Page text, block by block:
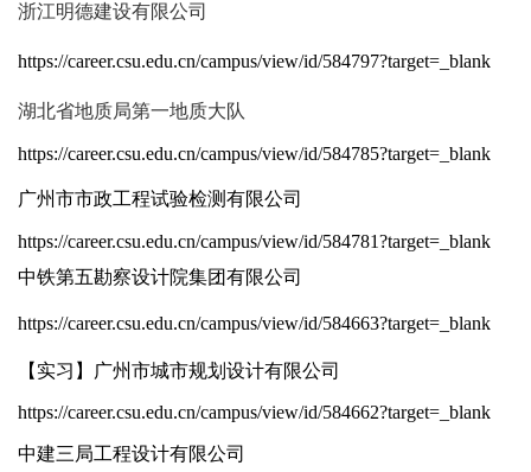
浙江明德建设有限公司
https://career.csu.edu.cn/campus/view/id/584797?target=_blank
湖北省地质局第一地质大队
https://career.csu.edu.cn/campus/view/id/584785?target=_blank
广州市市政工程试验检测有限公司
https://career.csu.edu.cn/campus/view/id/584781?target=_blank
中铁第五勘察设计院集团有限公司
https://career.csu.edu.cn/campus/view/id/584663?target=_blank
【实习】广州市城市规划设计有限公司
https://career.csu.edu.cn/campus/view/id/584662?target=_blank
中建三局工程设计有限公司